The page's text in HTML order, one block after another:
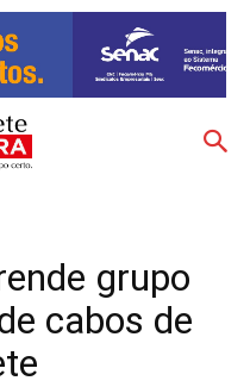
grupo
cabos de